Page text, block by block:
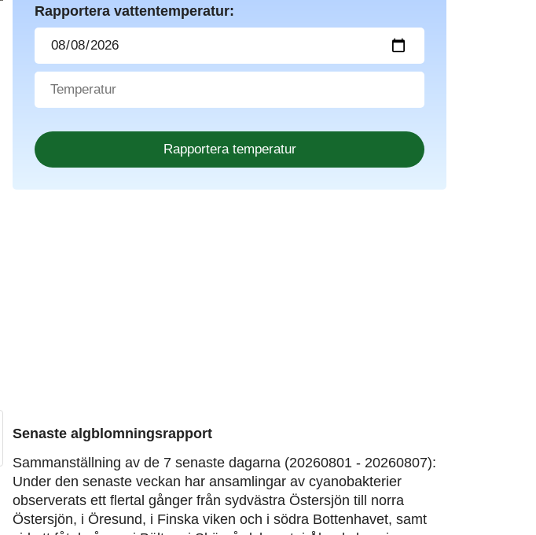
Rapportera vattentemperatur:
Senaste algblomningsrapport
Sammanställning av de 7 senaste dagarna (20260801 - 20260807):
Under den senaste veckan har ansamlingar av cyanobakterier
observerats ett flertal gånger från sydvästra Östersjön till norra
Östersjön, i Öresund, i Finska viken och i södra Bottenhavet, samt